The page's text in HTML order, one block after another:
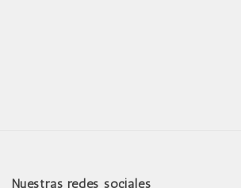
Nuestras redes sociales